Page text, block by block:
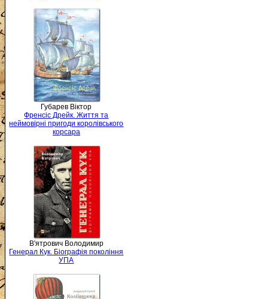
Губарев Віктор
Френсіс Дрейк. Життя та
неймовірні пригоди королівського
корсара
В'ятрович Володимир
Генерал Кук. Біографія покоління
УПА